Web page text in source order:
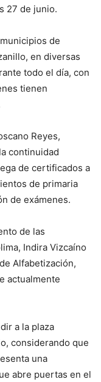
27 de junio.
de
en diversas
todo el día, con
tienen
Reyes,
continuidad
de certificados a
de primaria
de exámenes.
de las
Indira Vizcaíno
Alfabetización,
actualmente
a la plaza
considerando que
una
abre puertas en el